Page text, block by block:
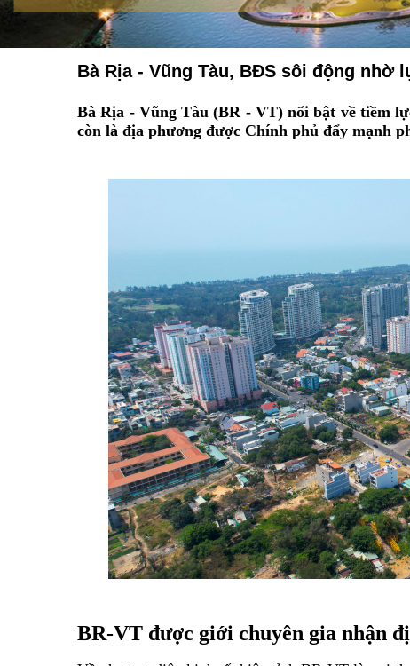
Bà Rịa - Vũng Tàu, BĐS sôi động nhờ
Bà Rịa - Vũng Tàu (BR - VT) nổi bật về tiềm
còn là địa phương được Chính phủ đẩy mạnh
BR-VT được giới chuyên gia nhận